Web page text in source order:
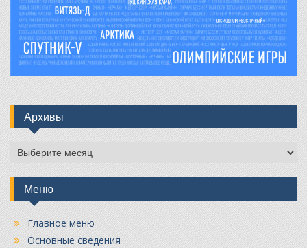
Архивы
Архивы
Меню
Главное меню
Основные сведения